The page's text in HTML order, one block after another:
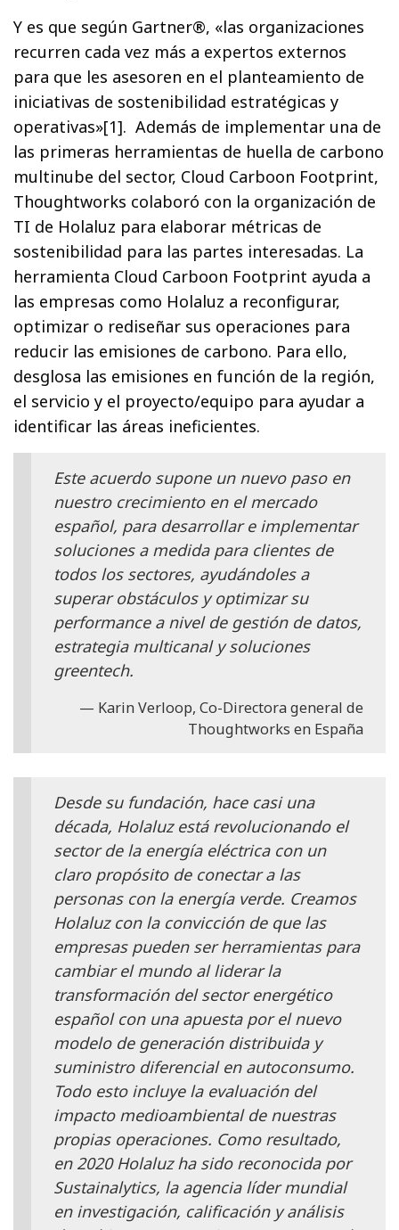
Y es que según Gartner®, «las organizaciones
recurren cada vez más a expertos externos
para que les asesoren en el planteamiento de
iniciativas de sostenibilidad estratégicas y
operativas»[1]. Además de implementar una de
las primeras herramientas de huella de carbono
multinube del sector, Cloud Carboon Footprint,
Thoughtworks colaboró con la organización de
TI de Holaluz para elaborar métricas de
sostenibilidad para las partes interesadas. La
herramienta Cloud Carboon Footprint ayuda a
las empresas como Holaluz a reconfigurar,
optimizar o rediseñar sus operaciones para
reducir las emisiones de carbono. Para ello,
desglosa las emisiones en función de la región,
el servicio y el proyecto/equipo para ayudar a
identificar las áreas ineficientes.
Este acuerdo supone un nuevo paso en
nuestro crecimiento en el mercado
español, para desarrollar e implementar
soluciones a medida para clientes de
todos los sectores, ayudándoles a
superar obstáculos y optimizar su
performance a nivel de gestión de datos,
estrategia multicanal y soluciones
greentech.
Karin Verloop, Co-Directora general de
Thoughtworks en España
Desde su fundación, hace casi una
década, Holaluz está revolucionando el
sector de la energía eléctrica con un
claro propósito de conectar a las
personas con la energía verde. Creamos
Holaluz con la convicción de que las
empresas pueden ser herramientas para
cambiar el mundo al liderar la
transformación del sector energético
español con una apuesta por el nuevo
modelo de generación distribuida y
suministro diferencial en autoconsumo.
Todo esto incluye la evaluación del
impacto medioambiental de nuestras
propias operaciones. Como resultado,
en 2020 Holaluz ha sido reconocida por
Sustainalytics, la agencia líder mundial
en investigación, calificación y análisis